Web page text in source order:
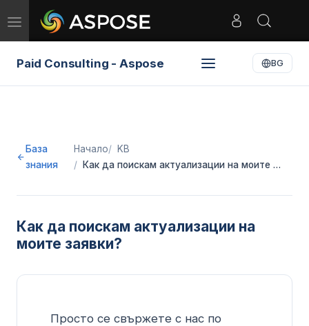
Toggle
navigation
Paid Consulting - Aspose BG
База
знания
Начало
KB
Как да поискам актуализации на моите …
Как да поискам актуализации на
моите заявки?
Просто се свържете с нас по